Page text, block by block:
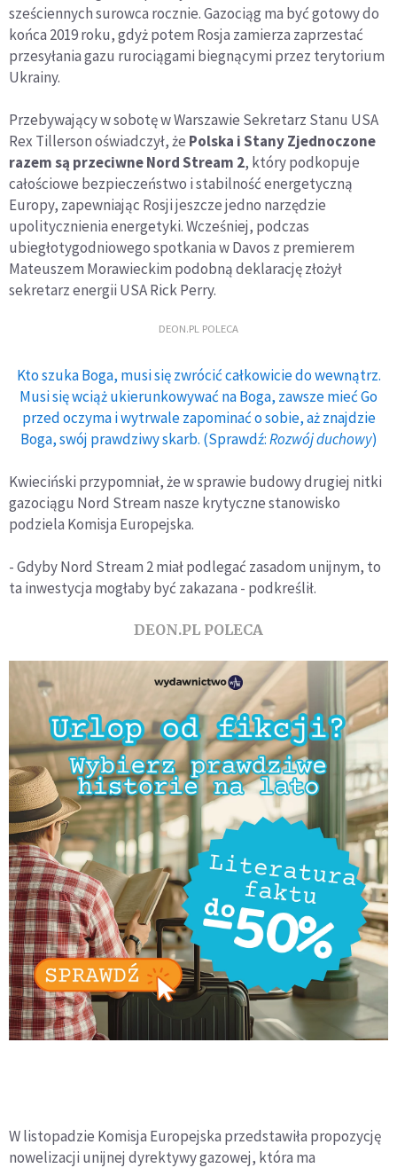
sześciennych surowca rocznie. Gazociąg ma być gotowy do
końca 2019 roku, gdyż potem Rosja zamierza zaprzestać
przesyłania gazu rurociągami biegnącymi przez terytorium
Ukrainy.
Przebywający w sobotę w Warszawie Sekretarz Stanu USA
Rex Tillerson oświadczył, że Polska i Stany Zjednoczone
razem są przeciwne Nord Stream 2, który podkopuje
całościowe bezpieczeństwo i stabilność energetyczną
Europy, zapewniając Rosji jeszcze jedno narzędzie
upolitycznienia energetyki. Wcześniej, podczas
ubiegłotygodniowego spotkania w Davos z premierem
Mateuszem Morawieckim podobną deklarację złożył
sekretarz energii USA Rick Perry.
DEON.PL POLECA
Kto szuka Boga, musi się zwrócić całkowicie do wewnątrz.
Musi się wciąż ukierunkowywać na Boga, zawsze mieć Go
przed oczyma i wytrwale zapominać o sobie, aż znajdzie
Boga, swój prawdziwy skarb. (Sprawdź:Rozwój duchowy)
Kwieciński przypomniał, że w sprawie budowy drugiej nitki
gazociągu Nord Stream nasze krytyczne stanowisko
podziela Komisja Europejska.
- Gdyby Nord Stream 2 miał podlegać zasadom unijnym, to
ta inwestycja mogłaby być zakazana - podkreślił.
DEON.PL POLECA
W listopadzie Komisja Europejska przedstawiła propozycję
nowelizacji unijnej dyrektywy gazowej, która ma